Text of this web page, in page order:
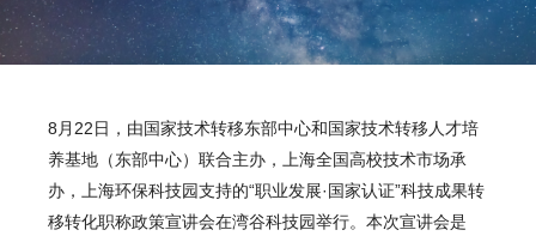
8月22日，由国家技术转移东部中心和国家技术转移人才培
养基地（东部中心）联合主办，上海全国高校技术市场承
办，上海环保科技园支持的“职业发展·国家认证”科技成果转
移转化职称政策宣讲会在湾谷科技园举行。本次宣讲会是